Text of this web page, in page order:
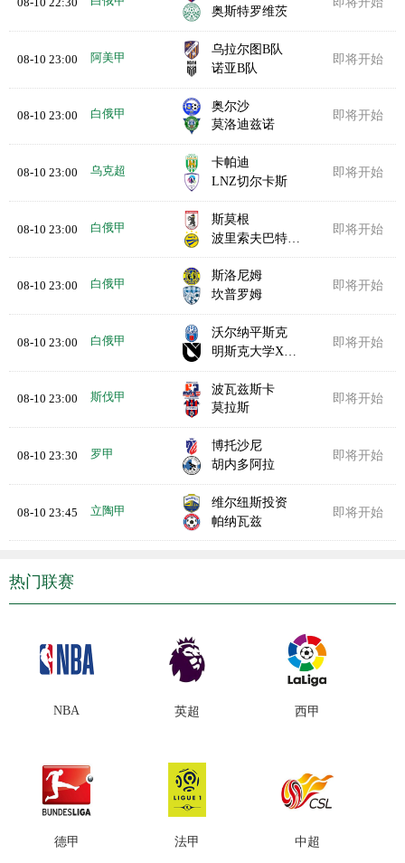
奥斯特罗维茨
08-10 23:00 阿美甲
乌拉尔图B队
诺亚B队
即将开始
08-10 23:00 白俄甲
奥尔沙
莫洛迪兹诺
即将开始
08-10 23:00 乌克超
卡帕迪
LNZ切尔卡斯
即将开始
08-10 23:00 白俄甲
斯莫根
波里索夫巴特B队
即将开始
08-10 23:00 白俄甲
斯洛尼姆
坎普罗姆
即将开始
08-10 23:00 白俄甲
沃尔纳平斯克
明斯克大学X实验室
即将开始
08-10 23:00 斯伐甲
波瓦兹斯卡
莫拉斯
即将开始
08-10 23:30 罗甲
博托沙尼
胡内多阿拉
即将开始
08-10 23:45 立陶甲
维尔纽斯投资
帕纳瓦兹
即将开始
热门联赛
NBA 英超 西甲
德甲 法甲 中超